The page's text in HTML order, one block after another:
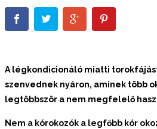
A légkondicionáló miatti
szenvednek nyáron, aminek több
legtöbbször a nem megfelelő
Nem a kórokozók a legfőbb kór